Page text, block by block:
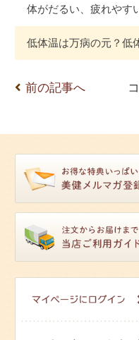
体がだるい、疲れやす
低体温は万病の元？低
前の記事へ